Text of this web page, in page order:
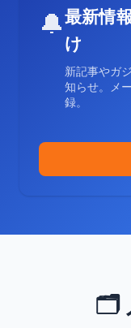
🔔最新情
け
新記事やガ
知らせ。メ
録。
🗂️